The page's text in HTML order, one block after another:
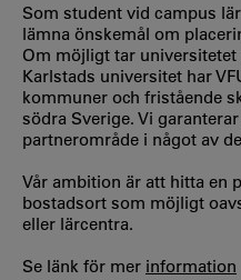
Som student vid campus
lämna önskemål om
Om möjligt tar
Karlstads universitet har
kommuner och fristående
södra Sverige. Vi
partnerområde i något av
Vår ambition är att hitta en
bostadsort som möjligt
eller lärcentra.
Se länk för mer information